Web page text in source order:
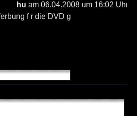
hu am 06.04.2008 um 16:02 Uhr
f r die DVD g